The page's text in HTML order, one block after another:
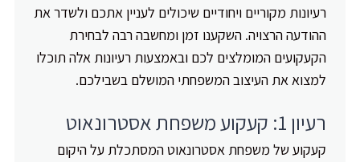
רעיונות מקוריים ויחודיים שיכולים לעניין אתכם ולשדר את
ההודעה הרצויה. השקענו זמן ומחשבה רבה לבחירת
הקעקועים המומלצים לכם ובאמצעות רעיונות אלה תוכלו
למצוא את העיצוב המשפחתי המושלם בשבילכם.
רעיון 1: קעקוע משפחת אסטרונאוט
קעקוע של משפחת אסטרונאוט המסתכלת על היקום